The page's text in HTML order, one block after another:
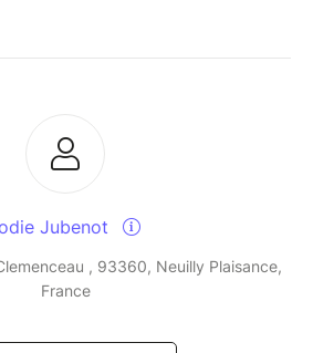
Jubenot
, 93360, Neuilly Plaisance,
France